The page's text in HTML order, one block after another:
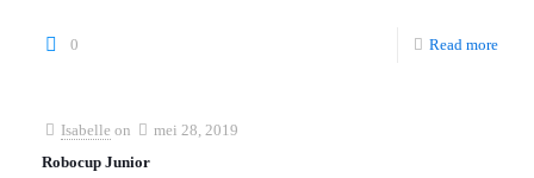
0 Read more
Isabelle on
mei 28, 2019
Robocup Junior